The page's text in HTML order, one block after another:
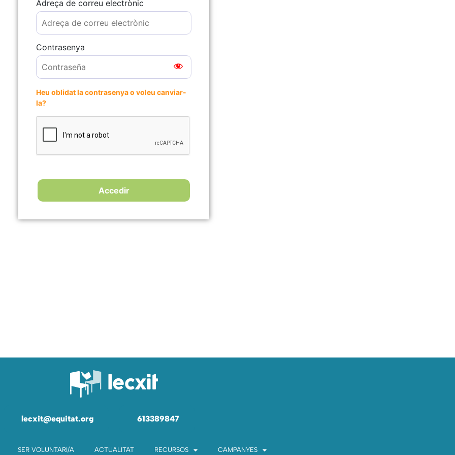
Adreça de correu electrònic
Contrasenya
Heu oblidat la contrasenya o voleu canviar-
la?
lecxit@equitat.org 613389847
SER VOLUNTARI/A ACTUALITAT RECURSOS CAMPANYES